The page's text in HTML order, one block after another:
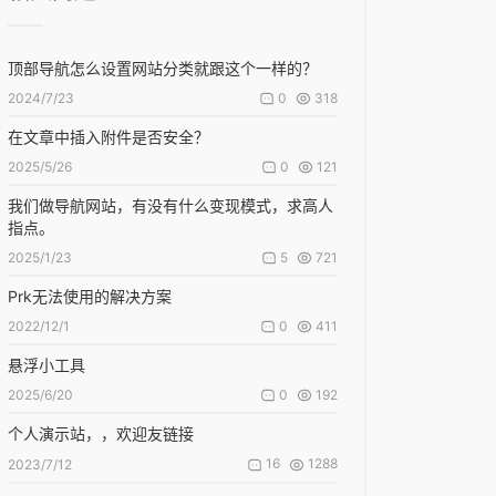
顶部导航怎么设置网站分类就跟这个一样的？
2024/7/23 0 318
在文章中插入附件是否安全？
2025/5/26 0 121
我们做导航网站，有没有什么变现模式，求高人
指点。
2025/1/23 5 721
Prk无法使用的解决方案
2022/12/1 0 411
悬浮小工具
2025/6/20 0 192
个人演示站，，欢迎友链接
2023/7/12 16 1288